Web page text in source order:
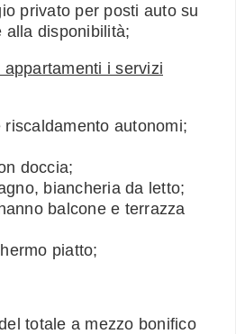
privato per posti auto su
alla disponibilità;
i servizi
autonomi;
doccia;
biancheria da letto;
balcone e terrazza
piatto;
totale a mezzo bonifico